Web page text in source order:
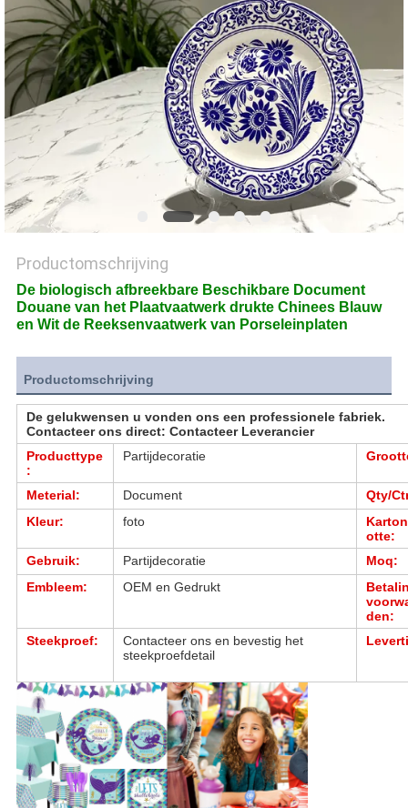
Productomschrijving
De biologisch afbreekbare Beschikbare Document
Douane van het Plaatvaatwerk drukte Chinees Blauw
en Wit de Reeksenvaatwerk van Porseleinplaten
Productomschrijving
De gelukwensen u vonden ons een professionele fabriek.
Contacteer ons direct: Contacteer Leverancier
Producttype
:
Partijdecoratie
Meterial: Document
Qty/
Kleur:
foto
otte:
Gebruik:
Partijdecoratie
Moq:
Embleem:
OEM en Gedrukt
den:
Steekproef:
Contacteer ons en bevestig het
steekproefdetail